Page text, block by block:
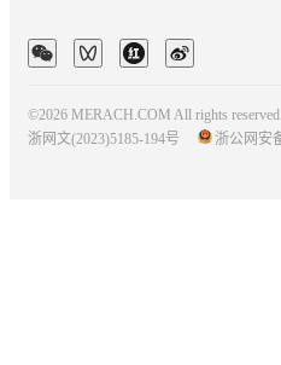
©2026 MERACH.COM All rights reserved.
浙网文(2023)5185-194号
浙公网安